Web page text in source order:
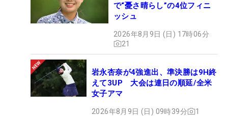
で“憂さ晴らし”の4位フィニ
ッシュ
2026年8月9日 (日) 17時06分
21
岩永杏奈が4強進出、準決勝は9H終
えて3UP 大会は連日の順延/全米
女子アマ
2026年8月9日 (日) 09時39分 1